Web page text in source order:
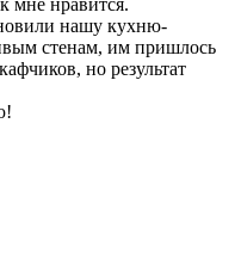
нашу кухню-
стенам, им пришлось
но результат